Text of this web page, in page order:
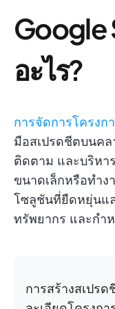
Google
อะไร?
การจัดการโครงก
มือสเปรดชีตบนคล
ติดตาม และบริหา
ขนาดเล็กหรือทำง
โซลูชันที่ยืดหยุ่นแ
ทรัพยากร และกำ
การสร้างสเปร